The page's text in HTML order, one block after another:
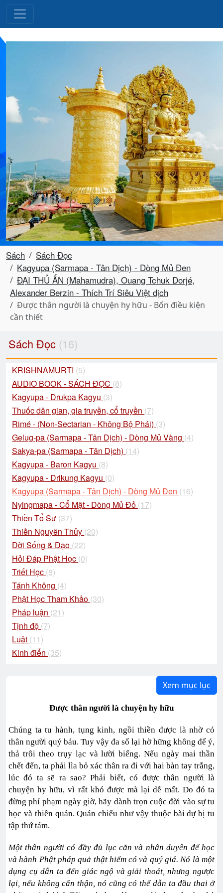
Sách
Sách Đọc
Kagyupa (Sarmapa - Tân Dịch) - Dòng Mủ Đen
ĐẠI THỦ ẤN (Mahamudra), Ouang Tchuk Dorjé,
Alexander Berzin - Thích Trí Siêu Việt dịch
Ðược thân người là chuyện hy hữu - Bốn điều kiện
cần thiết
Sách Đọc (16)
KRISHNAMURTI (5)
AUDIO BOOK - SÁCH ĐỌC (8)
Kagyupa - Drukpa Kagyu (3)
Thuốc dân gian, gia truyền, cổ truyền (7)
Rimé - (Non-Sectarian - Không Bộ Phái) (3)
Gelug-pa (Sarmapa - Tân Dịch) - Dòng Mủ Vàng (4)
Sakya-pa (Sarmapa - Tân Dịch) (14)
Kagyupa - Baron Kagyu (8)
Kagyupa - Drikung Kagyu (0)
Kagyupa (Sarmapa - Tân Dịch) - Dòng Mủ Đen (16)
Nyingmapa - Cổ Mật - Dòng Mủ Đỏ (17)
Thiền Tổ Sư (37)
Thiền Nguyên Thủy (20)
Đời Sống & Đạo (22)
Hỏi Đáp Phật Học (0)
Triết Học (8)
Tánh Không (4)
Phật Học Tham Khảo (30)
Pháp luận (21)
Tịnh độ (7)
Luật (11)
Kinh điển (35)
Xem mục lục
Ðược thân người là chuyện hy hữu
Chúng ta tu hành, tụng kinh, ngồi thiền được là nhờ có
thân người quý báu. Tuy vậy đa số lại hờ hững không để ý,
thả trôi theo trụy lạc và lười biếng. Nếu ngày mai thần
chết đến, ta phải lìa bỏ xác thân ra đi với hai bàn tay trắng,
lúc đó ta sẽ ra sao? Phải biết, có được thân người là
chuyện hy hữu, vì rất khó được mà lại dễ mất. Do đó ta
đừng phí phạm ngày giờ, hãy dành trọn cuộc đời vào sự tu
học và thiền quán. Quán chiếu như vậy thuộc bài dự bị tu
tập thứ tám.
Một thân người có đầy đủ lục căn và nhân duyên để học
và hành Phật pháp quả thật hiếm có và quý giá. Nó là một
dụng cụ dẫn ta đến giác ngộ và giải thoát, nhưng ngược
lại, nếu không cẩn thận, nó cũng có thể dẫn ta đầu thai ở